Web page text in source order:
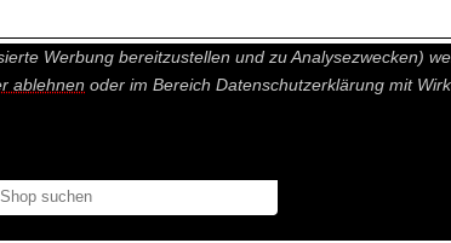
nicht notwendige Cookies und Statistik
Werbung bereitzustellen und zu Analysezwecken)
ablehnen oder im Bereich Datenschutzerklärung mit